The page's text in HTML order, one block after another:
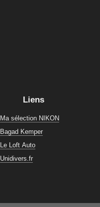
Liens
Ma sélection NIKON
Bagad Kemper
Le Loft Auto
Unidivers.fr